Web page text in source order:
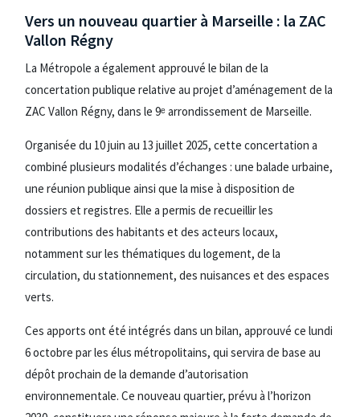
Vers un nouveau quartier à Marseille : la ZAC
Vallon Régny
La Métropole a également approuvé le bilan de la
concertation publique relative au projet d’aménagement de la
ZAC Vallon Régny, dans le 9ᵉ arrondissement de Marseille.
Organisée du 10 juin au 13 juillet 2025, cette concertation a
combiné plusieurs modalités d’échanges : une balade urbaine,
une réunion publique ainsi que la mise à disposition de
dossiers et registres. Elle a permis de recueillir les
contributions des habitants et des acteurs locaux,
notamment sur les thématiques du logement, de la
circulation, du stationnement, des nuisances et des espaces
verts.
Ces apports ont été intégrés dans un bilan, approuvé ce lundi
6 octobre par les élus métropolitains, qui servira de base au
dépôt prochain de la demande d’autorisation
environnementale. Ce nouveau quartier, prévu à l’horizon